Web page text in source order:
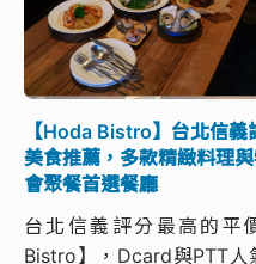
【Hoda Bistro】台北信
美食推薦，多款精緻料理
會聚餐首選餐廳
台北信義評分最高的平
Bistro】，Dcard與PTT人